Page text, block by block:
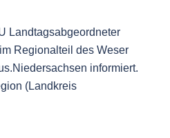
Landtagsabgeordneter
Regionalteil des Weser
informiert.
(Landkreis